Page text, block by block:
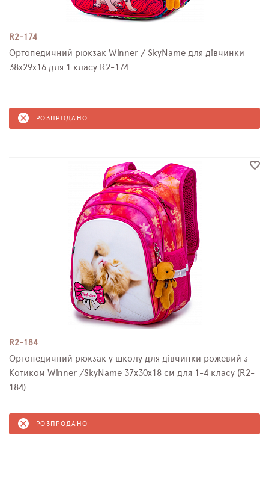
R2-174
Ортопедичний рюкзак Winner / SkyName для дівчинки
38х29х16 для 1 класу R2-174
РОЗПРОДАНО
R2-184
Ортопедичний рюкзак у школу для дівчинки рожевий з
Котиком Winner /SkyName 37х30х18 см для 1-4 класу (R2-
184)
РОЗПРОДАНО